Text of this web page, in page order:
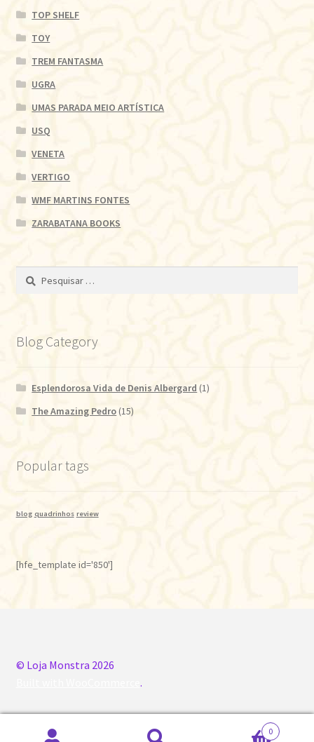
TOP SHELF
TOY
TREM FANTASMA
UGRA
UMAS PARADA MEIO ARTÍSTICA
USQ
VENETA
VERTIGO
WMF MARTINS FONTES
ZARABATANA BOOKS
Pesquisar
Blog Category
Esplendorosa Vida de Denis Albergard (1)
The Amazing Pedro (15)
Popular tags
blog quadrinhos review
[hfe_template id='850']
© Loja Monstra 2026
.
0